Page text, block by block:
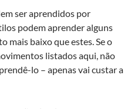
ser aprendidos por
podem aprender alguns
mais baixo que estes. Se o
listados aqui, não
lo – apenas vai custar a